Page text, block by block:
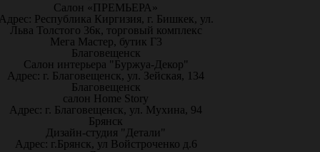
Салон «ПРЕМЬЕРА»
Республика Киргизия, г. Бишкек, ул.
Льва Толстого 36к, торговый комплекс
Мега Мастер, бутик Г3
Благовещенск
Салон интерьера "Буржуа-Декор"
Адрес: г. Благовещенск, ул. Зейская, 134
Благовещенск
салон Home Story
Адрес: г. Благовещенск, ул. Мухина, 94
Брянск
Дизайн-студия "Детали"
Адрес: г.Брянск, ул Войстроченко д.6